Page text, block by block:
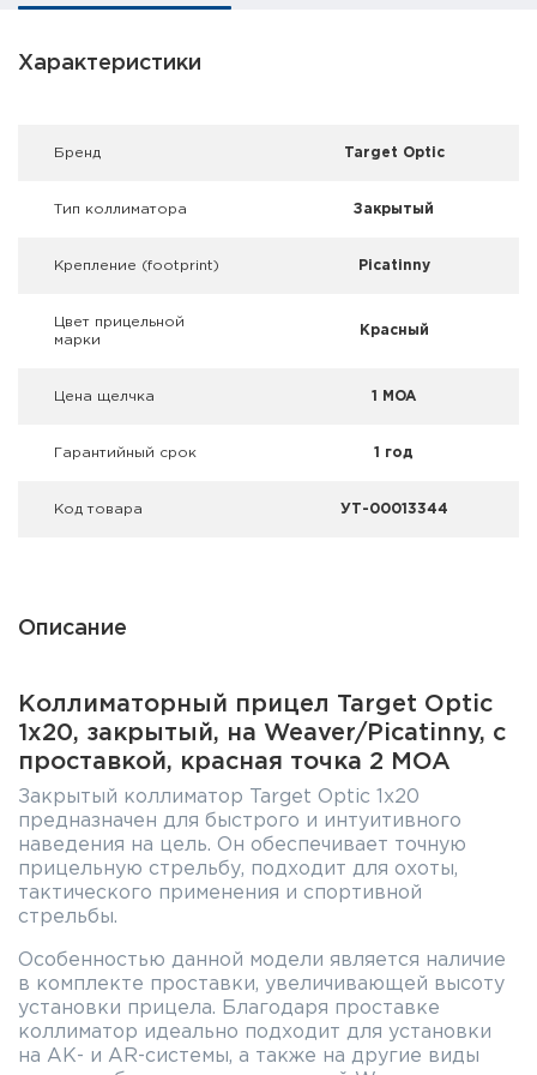
Фальшпатроны
Холодная пристрелка оружия
Дартс
Аксессуары
Комплекты
Характеристики
Брeнд Target Optic
Тип коллиматора Закрытый
Крепление (footprint) Picatinny
Цвет прицельной
марки
Красный
Цена щелчка 1 MOA
Гарантийный срок 1 год
Код товара УТ-00013344
Описание
Коллиматорный прицел Target Optic
1x20, закрытый, на Weaver/Picatinny, с
проставкой, красная точка 2 МOA
Закрытый коллиматор Target Optic 1x20
предназначен для быстрого и интуитивного
наведения на цель. Он обеспечивает точную
прицельную стрельбу, подходит для охоты,
тактического применения и спортивной
стрельбы.
Особенностью данной модели является наличие
в комплекте проставки, увеличивающей высоту
установки прицела. Благодаря проставке
коллиматор идеально подходит для установки
на АК- и AR-системы, а также на другие виды